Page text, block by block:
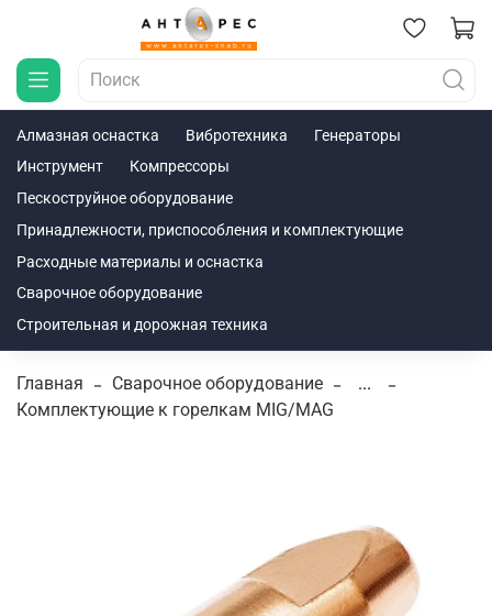
Алмазная оснастка Вибротехника
Генераторы
Инструмент
Компрессоры
Пескоструйное оборудование
Принадлежности, приспособления и комплектующие
Расходные материалы и оснастка
Сварочное оборудование
Строительная и дорожная техника
Главная Сварочное оборудование
...
Комплектующие к горелкам MIG/MAG